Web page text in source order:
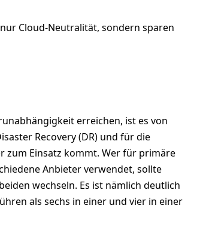
Cloud-Neutralität, sondern sparen
erreichen, ist es von
Recovery (DR) und für die
zum Einsatz kommt. Wer für primäre
Anbieter verwendet, sollte
wechseln. Es ist nämlich deutlich
als sechs in einer und vier in einer